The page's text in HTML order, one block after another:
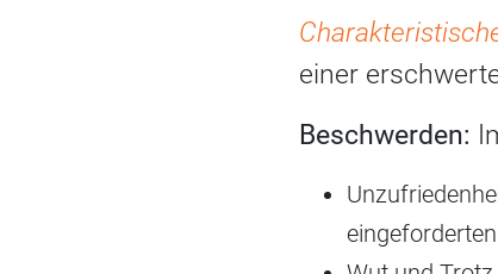
einer
Beschwerden: